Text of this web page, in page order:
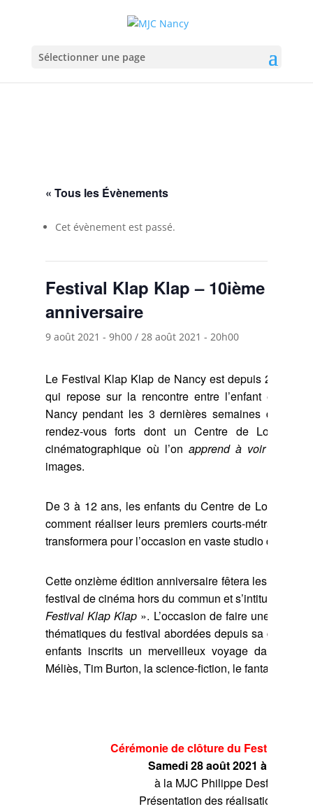
Sélectionner une page
« Tous les Évènements
Cet évènement est passé.
Festival Klap Klap – 10ième
anniversaire
9 août 2021 - 9h00/ 28 août 2021 - 20h00
Le Festival Klap Klap de Nancy est depuis 2010 un
qui repose sur la rencontre entre l’enfant et
Nancy pendant les 3 dernières semaines d’août,
rendez-vous forts dont un Centre de Loisirs
cinématographique où l’onapprend à voiret
images.
De 3 à 12 ans, les enfants du Centre de Loisirs
comment réaliser leurs premiers courts-métrages
transformera pour l’occasion en vaste studio de
Cette onzième édition anniversaire fêtera les 10
festival de cinéma hors du commun et s’intitulera «
Festival Klap Klap ». L’occasion de faire une
thématiques du festival abordées depuis sa création
enfants inscrits un merveilleux voyage dans le
Méliès, Tim Burton, la science-fiction, le fantastique
Cérémonie de clôture du Festival
Samedi 28 août 2021 à 17h30
à la MJC Philippe Desforges
Présentation des réalisations 2021